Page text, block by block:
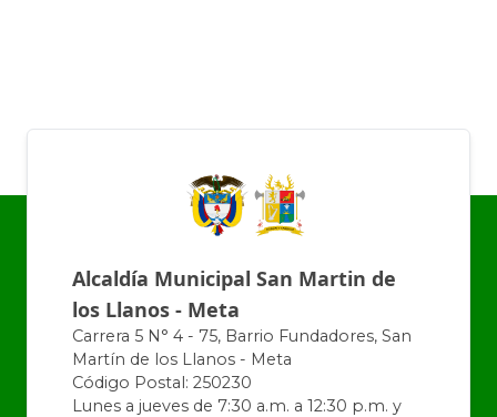
Alcaldía Municipal San Martin de
los Llanos - Meta
Carrera 5 N° 4 - 75, Barrio Fundadores, San
Martín de los Llanos - Meta
Código Postal: 250230
Lunes a jueves de 7:30 a.m. a 12:30 p.m. y